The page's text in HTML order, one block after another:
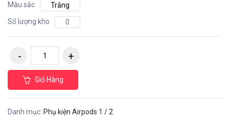
Màu sắc
Trắng
Số lượng kho
0
Giỏ Hàng
Danh mục: Phụ kiện Airpods 1 / 2